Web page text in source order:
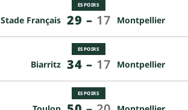
ESPOIRS
Stade Français 29 – 17 Montpellier
ESPOIRS
Biarritz 34 – 17 Montpellier
ESPOIRS